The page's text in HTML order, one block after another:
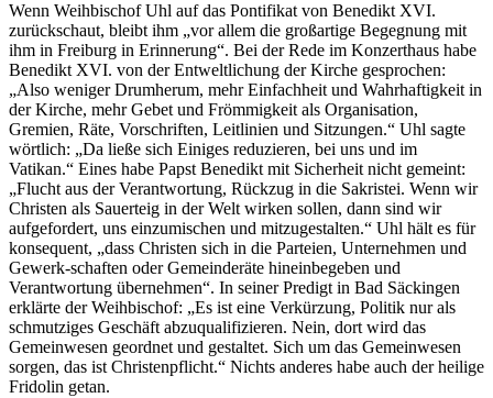
Wenn Weihbischof Uhl auf das Pontifikat von Benedikt XVI.
zurückschaut, bleibt ihm „vor allem die großartige Begegnung mit
ihm in Freiburg in Erinnerung“. Bei der Rede im Konzerthaus habe
Benedikt XVI. von der Entweltlichung der Kirche gesprochen:
„Also weniger Drumherum, mehr Einfachheit und Wahrhaftigkeit in
der Kirche, mehr Gebet und Frömmigkeit als Organisation,
Gremien, Räte, Vorschriften, Leitlinien und Sitzungen.“ Uhl sagte
wörtlich: „Da ließe sich Einiges reduzieren, bei uns und im
Vatikan.“ Eines habe Papst Benedikt mit Sicherheit nicht gemeint:
„Flucht aus der Verantwortung, Rückzug in die Sakristei. Wenn wir
Christen als Sauerteig in der Welt wirken sollen, dann sind wir
aufgefordert, uns einzumischen und mitzugestalten.“ Uhl hält es für
konsequent, „dass Christen sich in die Parteien, Unternehmen und
Gewerk-schaften oder Gemeinderäte hineinbegeben und
Verantwortung übernehmen“. In seiner Predigt in Bad Säckingen
erklärte der Weihbischof: „Es ist eine Verkürzung, Politik nur als
schmutziges Geschäft abzuqualifizieren. Nein, dort wird das
Gemeinwesen geordnet und gestaltet. Sich um das Gemeinwesen
sorgen, das ist Christenpflicht.“ Nichts anderes habe auch der heilige
Fridolin getan.